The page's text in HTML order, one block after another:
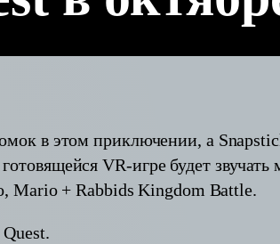
в этом приключении, а
VR-игре будет
Mario + Rabbids Kingdom Battle.